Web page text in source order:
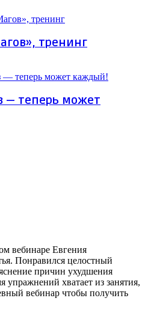
тренинг
— теперь может
вебинаре Евгения
Понравился целостный
причин ухудшения
упражнений хватает из занятия,
вебинар чтобы получить